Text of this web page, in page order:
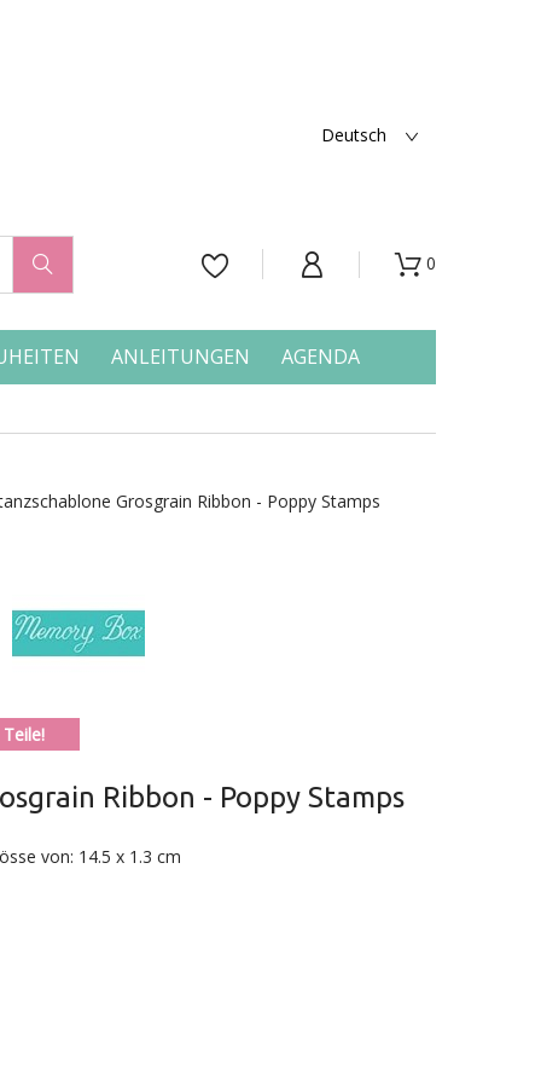
Deutsch
    0
ANLEITUNGEN AGENDA
Grosgrain Ribbon - Poppy Stamps
Ribbon - Poppy Stamps
von: 14.5 x 1.3 cm